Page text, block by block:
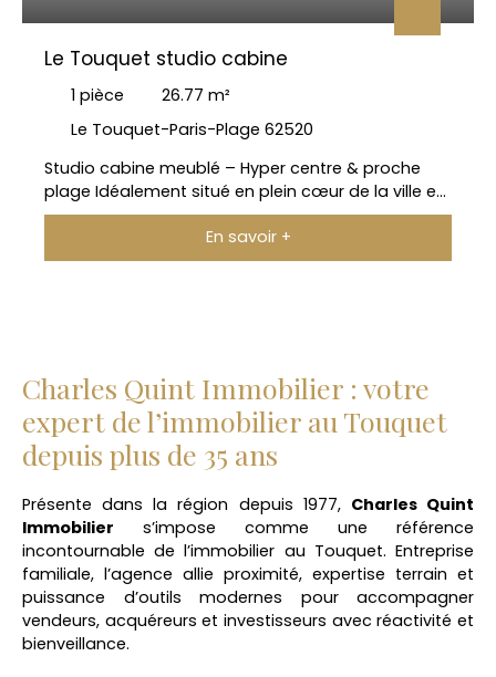
Le Touquet studio cabine
1 pièce 26.77 m²
Le Touquet-Paris-Plage 62520
Studio cabine meublé – Hyper centre & proche
plage Idéalement situé en plein cœur de la ville et
à deux pas de la mer, découvrez ce charmant
studio cabine de 26,77 m², vendu entièrement
meublé. Situé dans une résidence avec ascenseur
un investissement locatif ou un pied-à-terre en
bord de mer. Les + : Emplacement recherché
(hyper centre + plage à proximité)Résidence avec
ascenseurVendu meubléAucun travaux à
prévoirUne opportunité à ne pas manquer ! 📞
Contactez-nous dès maintenant pour organiser
une visite.
En savoir +
Charles Quint Immobilier : votre
expert de l’immobilier au Touquet
depuis plus de 35 ans
Présente dans la région depuis 1977, Charles Quint
Immobilier s’impose comme une référence
incontournable de l’immobilier au Touquet. Entreprise
familiale, l’agence allie proximité, expertise terrain et
puissance d’outils modernes pour accompagner
vendeurs, acquéreurs et investisseurs avec réactivité et
bienveillance.